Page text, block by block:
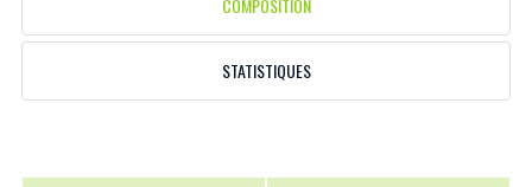
COMPOSITION
STATISTIQUES